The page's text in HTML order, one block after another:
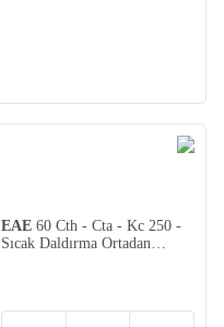
EAE 60 Cth - Cta - Kc 250 -
Sıcak Daldırma Ortadan